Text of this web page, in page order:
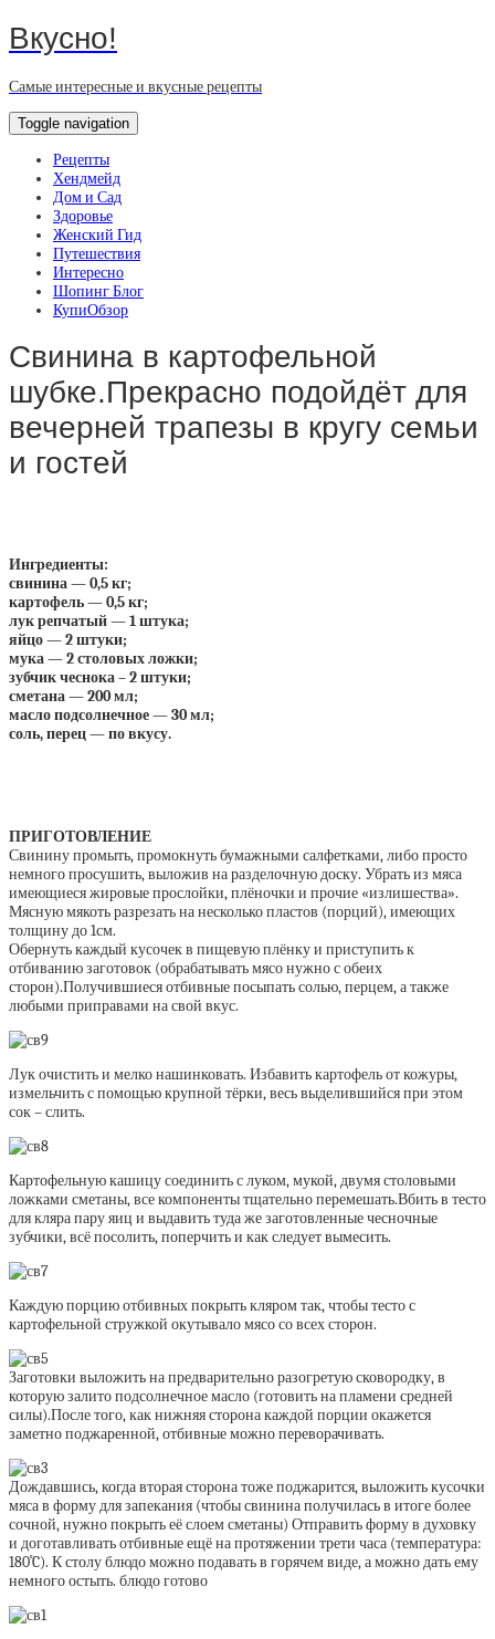
Вкусно!
Самые интересные и вкусные рецепты
Toggle navigation
Рецепты
Хендмейд
Дом и Сад
Здоровье
Женский Гид
Путешествия
Интересно
Шопинг Блог
КупиОбзор
Свинина в картофельной
шубке.Прекрасно подойдёт для
вечерней трапезы в кругу семьи
и гостей
Ингредиенты:
свинина — 0,5 кг;
картофель — 0,5 кг;
лук репчатый — 1 штука;
яйцо — 2 штуки;
мука — 2 столовых ложки;
зубчик чеснока – 2 штуки;
сметана — 200 мл;
масло подсолнечное — 30 мл;
соль, перец — по вкусу.
ПРИГОТОВЛЕНИЕ
Свинину промыть, промокнуть бумажными салфетками, либо просто
немного просушить, выложив на разделочную доску. Убрать из мяса
имеющиеся жировые прослойки, плёночки и прочие «излишества».
Мясную мякоть разрезать на несколько пластов (порций), имеющих
толщину до 1см.
Обернуть каждый кусочек в пищевую плёнку и приступить к
отбиванию заготовок (обрабатывать мясо нужно с обеих
сторон).Получившиеся отбивные посыпать солью, перцем, а также
любыми приправами на свой вкус.
Лук очистить и мелко нашинковать. Избавить картофель от кожуры,
измельчить с помощью крупной тёрки, весь выделившийся при этом
сок – слить.
Картофельную кашицу соединить с луком, мукой, двумя столовыми
ложками сметаны, все компоненты тщательно перемешать.Вбить в тесто
для кляра пару яиц и выдавить туда же заготовленные чесночные
зубчики, всё посолить, поперчить и как следует вымесить.
Каждую порцию отбивных покрыть кляром так, чтобы тесто с
картофельной стружкой окутывало мясо со всех сторон.
Заготовки выложить на предварительно разогретую сковородку, в
которую залито подсолнечное масло (готовить на пламени средней
силы).После того, как нижняя сторона каждой порции окажется
заметно поджаренной, отбивные можно переворачивать.
Дождавшись, когда вторая сторона тоже поджарится, выложить кусочки
мяса в форму для запекания (чтобы свинина получилась в итоге более
сочной, нужно покрыть её слоем сметаны) Отправить форму в духовку
и доготавливать отбивные ещё на протяжении трети часа (температура:
180˚C). К столу блюдо можно подавать в горячем виде, а можно дать ему
немного остыть. блюдо готово